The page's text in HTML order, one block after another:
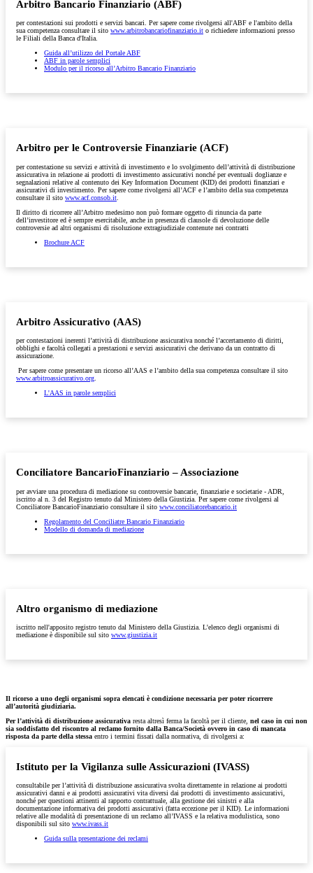
Arbitro Bancario Finanziario (ABF)
per contestazioni sui prodotti e servizi bancari. Per sapere come rivolgersi all'ABF e l'ambito della
sua competenza consultare il sito www.arbitrobancariofinanziario.it o richiedere informazioni presso
le Filiali della Banca d'Italia.
Guida all’utilizzo del Portale ABF
ABF in parole semplici
Modulo per il ricorso all’Arbitro Bancario Finanziario
Arbitro per le Controversie Finanziarie (ACF)
per contestazione su servizi e attività di investimento e lo svolgimento dell’attività di distribuzione
assicurativa in relazione ai prodotti di investimento assicurativi nonché per eventuali doglianze e
segnalazioni relative al contenuto dei Key Information Document (KID) dei prodotti finanziari e
assicurativi di investimento. Per sapere come rivolgersi all’ACF e l’ambito della sua competenza
consultare il sito www.acf.consob.it
Il diritto di ricorrere all’Arbitro medesimo non può formare oggetto di rinuncia da parte
dell’investitore ed è sempre esercitabile, anche in presenza di clausole di devoluzione delle
controversie ad altri organismi di risoluzione extragiudiziale contenute nei contratti
Brochure ACF
Arbitro Assicurativo (AAS)
per contestazioni inerenti l’attività di distribuzione assicurativa nonché l’accertamento di diritti,
obblighi e facoltà collegati a prestazioni e servizi assicurativi che derivano da un contratto di
assicurazione.
Per sapere come presentare un ricorso all’AAS e l’ambito della sua competenza consultare il sito
www.arbitroassicurativo.org
L'AAS in parole semplici
Conciliatore BancarioFinanziario – Associazione
per avviare una procedura di mediazione su controversie bancarie, finanziarie e societarie - ADR,
iscritto al n. 3 del Registro tenuto dal Ministero della Giustizia. Per sapere come rivolgersi al
Conciliatore BancarioFinanziario consultare il sito www.conciliatorebancario.it
Regolamento del Conciliatre Bancario Finanziario
Modello di domanda di mediazione
Altro organismo di mediazione
iscritto nell'apposito registro tenuto dal Ministero della Giustizia. L'elenco degli organismi di
mediazione è disponibile sul sito www.giustizia.it
Il ricorso a uno degli organismi sopra elencati è condizione necessaria per poter ricorrere
all’autorità giudiziaria.
Per l’attività di distribuzione assicurativa resta altresì ferma la facoltà per il cliente, nel caso in cui non
sia soddisfatto del riscontro al reclamo fornito dalla Banca/Società ovvero in caso di mancata
risposta da parte della stessa entro i termini fissati dalla normativa, di rivolgersi a:
Istituto per la Vigilanza sulle Assicurazioni (IVASS)
consultabile per l’attività di distribuzione assicurativa svolta direttamente in relazione ai prodotti
assicurativi danni e ai prodotti assicurativi vita diversi dai prodotti di investimento assicurativi,
nonché per questioni attinenti al rapporto contrattuale, alla gestione dei sinistri e alla
documentazione informativa dei prodotti assicurativi (fatta eccezione per il KID). Le informazioni
relative alle modalità di presentazione di un reclamo all’IVASS e la relativa modulistica, sono
disponibili sul sito www.ivass.it
Guida sulla presentazione dei reclami